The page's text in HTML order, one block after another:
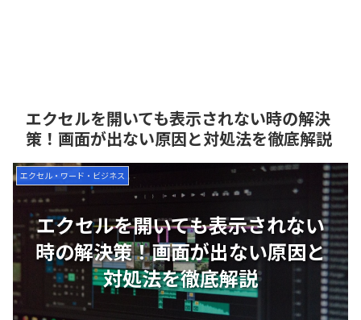
エクセルを開いても表示されない時の解決
策！画面が出ない原因と対処法を徹底解説
エクセルを開いても表示されない
時の解決策！画面が出ない原因と
対処法を徹底解説
エクセル・ワード・ビジネス